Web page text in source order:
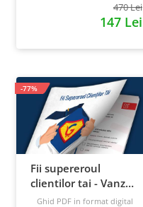
470 Lei
147 Lei
Fii supereroul
clientilor tai - Vanzari
pe pilot automat
Ghid PDF in format digital
-77%